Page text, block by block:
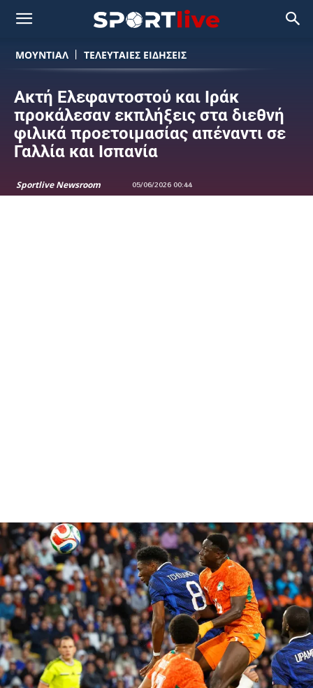
ΜΟΥΝΤΙΆΛ ΤΕΛΕΥΤΑΙΕΣ ΕΙΔΗΣΕΙΣ
Ακτή Ελεφαντοστού και Ιράκ
προκάλεσαν εκπλήξεις στα διεθνή
φιλικά προετοιμασίας απέναντι σε
Γαλλία και Ισπανία
Sportlive Newsroom 05/06/2026 00:44